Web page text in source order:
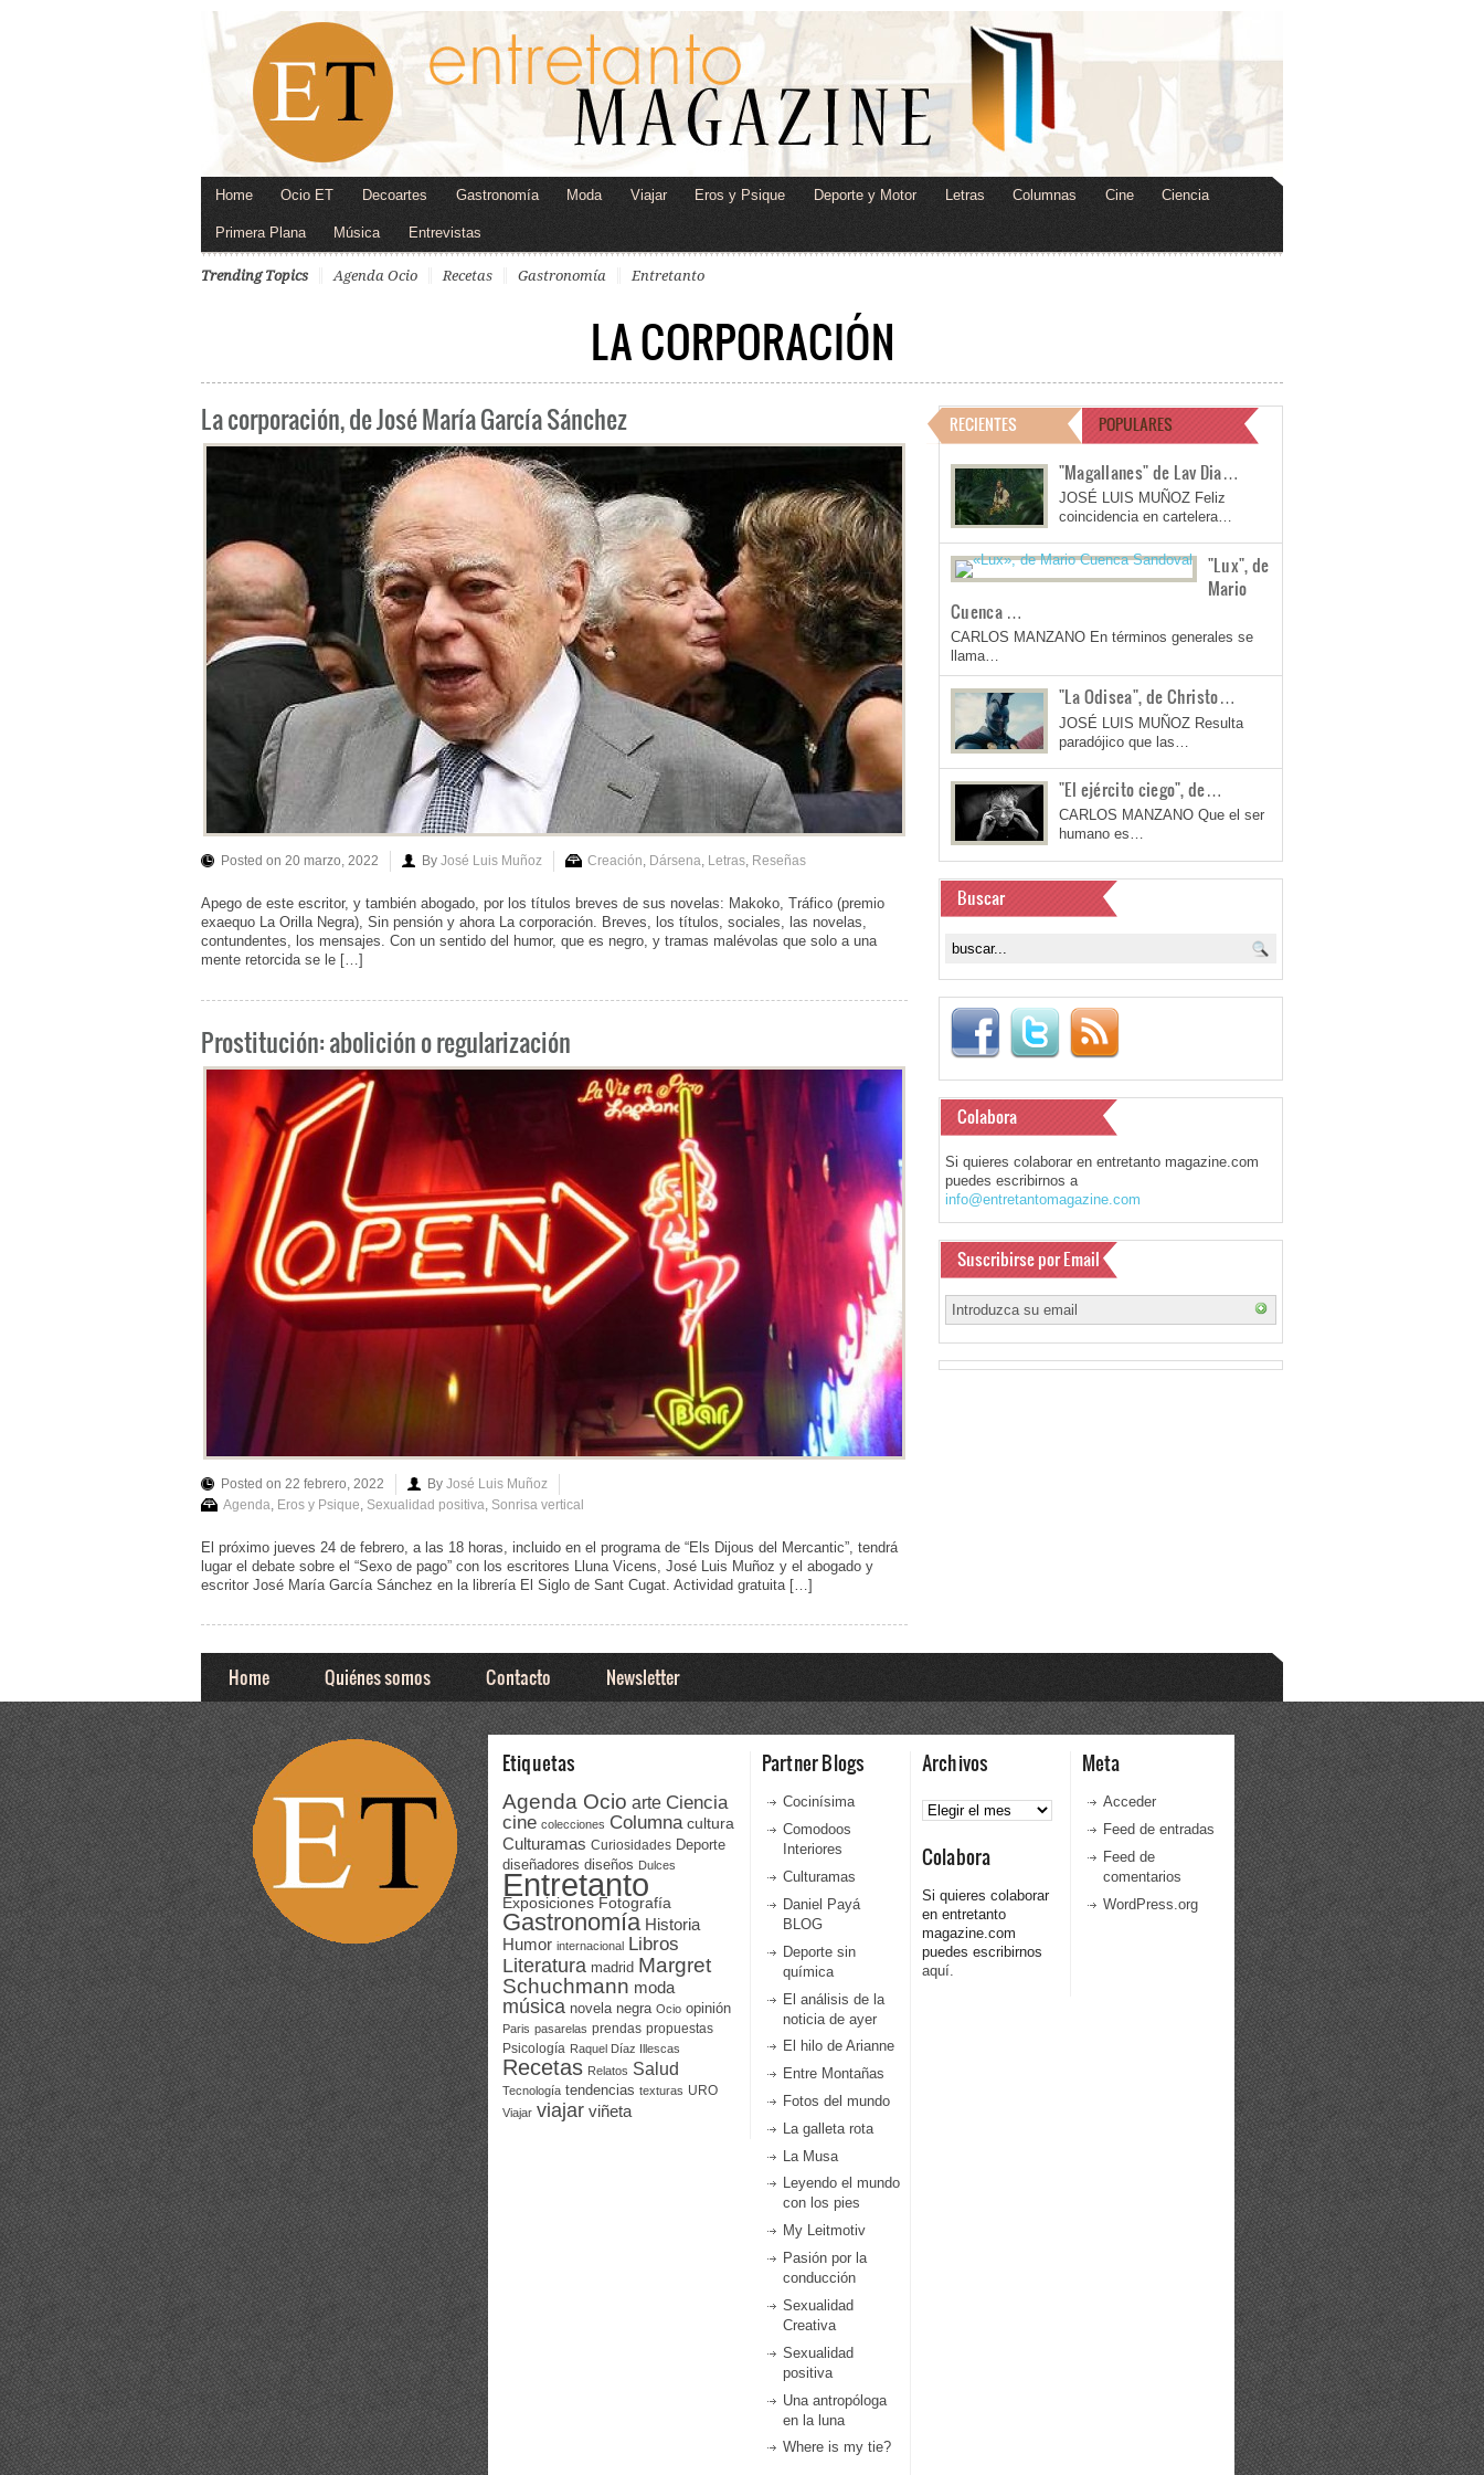
Home Ocio ET Decoartes Gastronomía Moda Viajar Eros y Psique Deporte y Motor Letras Columnas Cine Ciencia
Primera Plana Música Entrevistas
Trending Topics Agenda Ocio Recetas Gastronomía Entretanto
LA CORPORACIÓN
La corporación, de José María García Sánchez
Posted on 20 marzo, 2022 By José Luis Muñoz Creación Dársena Letras Reseñas
Apego de este escritor, y también abogado, por los títulos breves de sus novelas: Makoko, Tráfico (premio
exaequo La Orilla Negra), Sin pensión y ahora La corporación. Breves, los títulos, sociales, las novelas,
contundentes, los mensajes. Con un sentido del humor, que es negro, y tramas malévolas que solo a una
mente retorcida se le […]
Prostitución: abolición o regularización
Posted on 22 febrero, 2022 By José Luis Muñoz
Agenda Eros y Psique Sexualidad positiva Sonrisa vertical
El próximo jueves 24 de febrero, a las 18 horas, incluido en el programa de “Els Dijous del Mercantic”, tendrá
lugar el debate sobre el “Sexo de pago” con los escritores Lluna Vicens, José Luis Muñoz y el abogado y
escritor José María García Sánchez en la librería El Siglo de Sant Cugat. Actividad gratuita […]
RECIENTES POPULARES
"Magallanes" de Lav Dia…
JOSÉ LUIS MUÑOZ Feliz
coincidencia en cartelera…
"Lux", de
Mario
Cuenca …
CARLOS MANZANO En términos generales se
llama…
"La Odisea", de Christo…
JOSÉ LUIS MUÑOZ Resulta
paradójico que las…
"El ejército ciego", de…
CARLOS MANZANO Que el ser
humano es…
Buscar
Colabora
Si quieres colaborar en entretanto magazine.com
puedes escribirnos a
info@entretantomagazine.com
Suscribirse por Email
Home Quiénes somos Contacto Newsletter
Etiquetas
Agenda Ocio arte Ciencia
cine colecciones Columna cultura
Culturamas Curiosidades Deporte
diseñadores diseños Dulces
Entretanto
Exposiciones Fotografía
Gastronomía Historia
Humor internacional Libros
Literatura madrid Margret
Schuchmann moda
música novela negra Ocio opinión
Paris pasarelas prendas propuestas
Psicología Raquel Díaz Illescas
Recetas Relatos Salud
Tecnología tendencias texturas URO
Viajar viajar viñeta
Partner Blogs
Cocinísima
Comodoos
Interiores
Culturamas
Daniel Payá
BLOG
Deporte sin
química
El análisis de la
noticia de ayer
El hilo de Arianne
Entre Montañas
Fotos del mundo
La galleta rota
La Musa
Leyendo el mundo
con los pies
My Leitmotiv
Pasión por la
conducción
Sexualidad
Creativa
Sexualidad
positiva
Una antropóloga
en la luna
Where is my tie?
Archivos
Archivos
Colabora
Si quieres colaborar
en entretanto
magazine.com
puedes escribirnos
aquí.
Meta
Acceder
Feed de entradas
Feed de
comentarios
WordPress.org